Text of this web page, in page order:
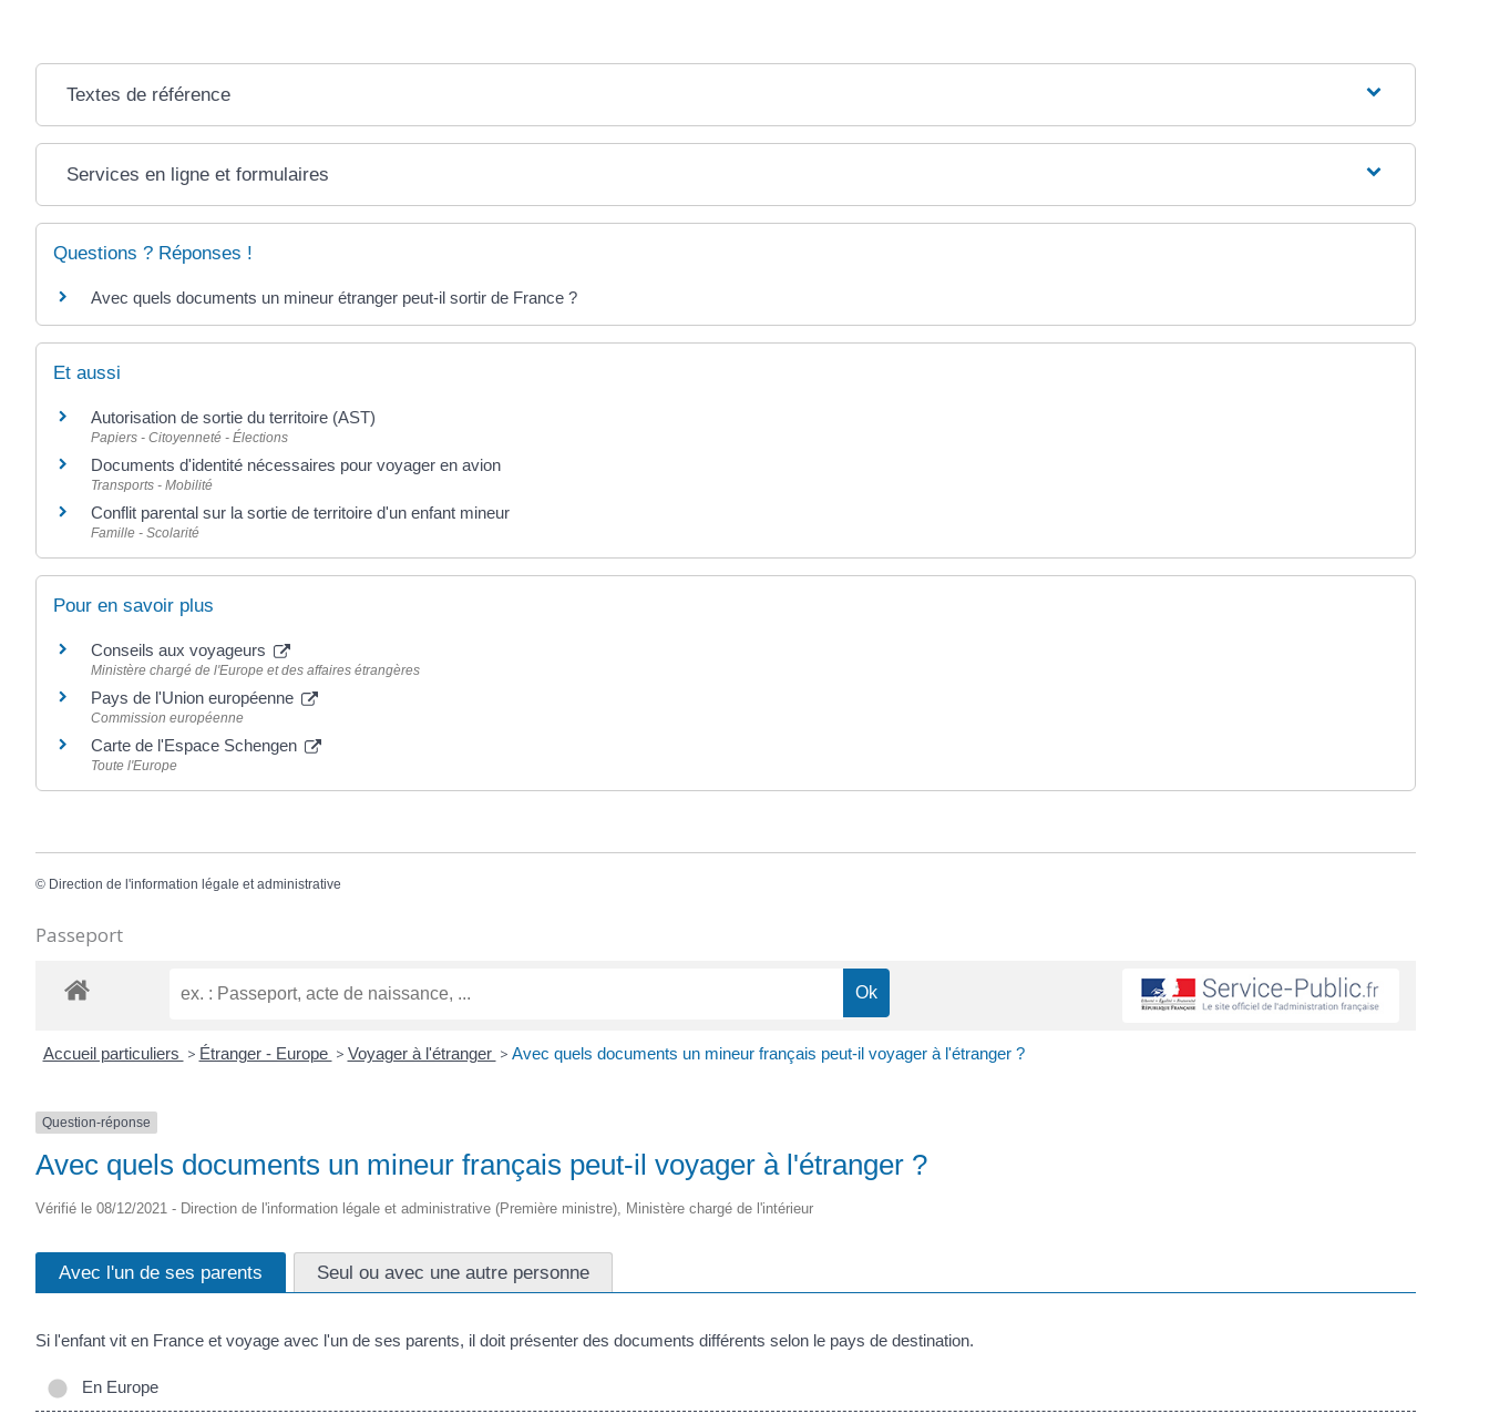
Textes de référence
Services en ligne et formulaires
Questions ? Réponses !
Avec quels documents un mineur étranger peut-il sortir de France ?
Et aussi
Autorisation de sortie du territoire (AST)
Papiers - Citoyenneté - Élections
Documents d'identité nécessaires pour voyager en avion
Transports - Mobilité
Conflit parental sur la sortie de territoire d'un enfant mineur
Famille - Scolarité
Pour en savoir plus
Conseils aux voyageurs
Ministère chargé de l'Europe et des affaires étrangères
Pays de l'Union européenne
Commission européenne
Carte de l'Espace Schengen
Toute l'Europe
© Direction de l'information légale et administrative
Passeport
Accueil particuliers > Étranger - Europe > Voyager à l'étranger > Avec quels documents un mineur français peut-il voyager à l'étranger ?
Question-réponse
Avec quels documents un mineur français peut-il voyager à l'étranger ?
Vérifié le 08/12/2021 - Direction de l'information légale et administrative (Première ministre), Ministère chargé de l'intérieur
Avec l'un de ses parents Seul ou avec une autre personne
Si l'enfant vit en France et voyage avec l'un de ses parents, il doit présenter des documents différents selon le pays de destination.
En Europe